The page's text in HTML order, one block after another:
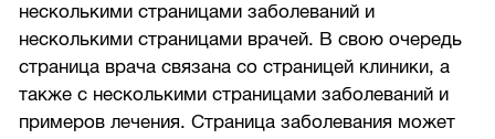
несколькими страницами заболеваний и
несколькими страницами врачей. В свою очередь
страница врача связана со страницей клиники, а
также с несколькими страницами заболеваний и
примеров лечения. Страница заболевания может